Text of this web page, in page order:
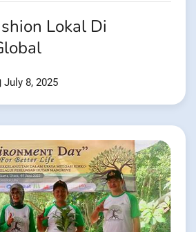
Lokal Di
July 8, 2025